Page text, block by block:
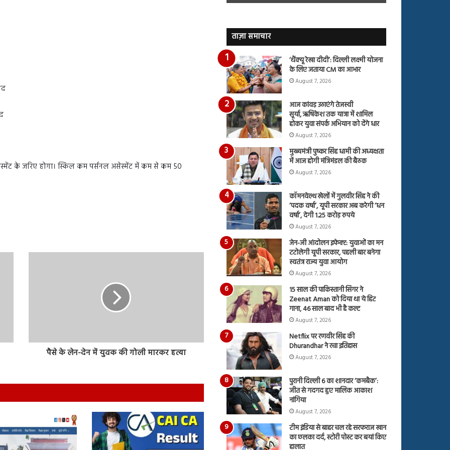
के जरिए होगा। स्किल कम पर्सनल असेस्मेंट में कम से कम 50
पैसे के लेन-देन में युवक की गोली मारकर हत्या
जारी,
बहस
का
ताज़ा समाचार
‘थैंक्यू रेखा दीदी’: दिल्ली लक्ष्मी योजना
के लिए जताया CM का आभार
August 7, 2026
आज कांवड़ उठाएंगे तेजस्वी
सूर्या, ऋषिकेश तक यात्रा में शामिल
होकर युवा संपर्क अभियान को देंगे धार
August 7, 2026
मुख्यमंत्री पुष्कर सिंह धामी की अध्यक्षता
में आज होगी मंत्रिमंडल की बैठक
August 7, 2026
कॉमनवेल्थ खेलों में गुलवीर सिंह ने की
‘पदक वर्षा’, यूपी सरकार अब करेगी ‘धन
वर्षा’, देगी 1.25 करोड़ रुपये
August 7, 2026
जेन-जी आंदोलन इफेक्ट: युवाओं का मन
टटोलेगी यूपी सरकार, पहली बार बनेगा
स्वतंत्र राज्य युवा आयोग
August 7, 2026
15 साल की पाकिस्तानी सिंगर ने
Zeenat Aman को दिया था ये हिट
गाना, 46 साल बाद भी है कल्ट
August 7, 2026
Netflix पर रणवीर सिंह की
Dhurandhar ने रचा इतिहास
August 7, 2026
पुरानी दिल्ली 6 का शानदार ‘कमबैक’:
जीत से गदगद हुए मालिक आकाश
नांगिया
August 7, 2026
टीम इंडिया से बाहर चल रहे सरफराज खान
का छलका दर्द, स्टोरी पोस्ट कर बयां किए
हालात